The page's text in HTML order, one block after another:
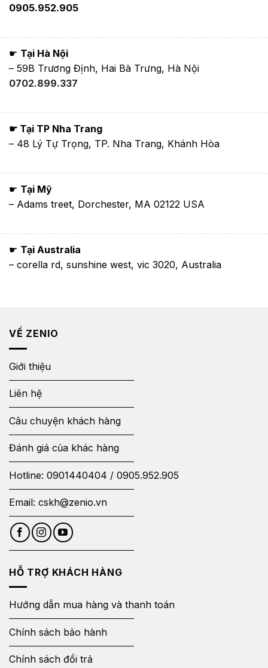
0905.952.905
☛ Tại Hà Nội
– 59B Trương Định, Hai Bà Trưng, Hà Nội
0702.899.337
☛ Tại TP Nha Trang
– 48 Lý Tự Trọng, TP. Nha Trang, Khánh Hòa
☛ Tại Mỹ
– Adams treet, Dorchester, MA 02122 USA
☛ Tại Australia
– corella rd, sunshine west, vic 3020, Australia
VỀ ZENIO
Giới thiệu
Liên hệ
Câu chuyện khách hàng
Đánh giá của khác hàng
Hotline: 0901440404 / 0905.952.905
Email: cskh@zenio.vn
HỖ TRỢ KHÁCH HÀNG
Hướng dẫn mua hàng và thanh toán
Chính sách bảo hành
Chính sách đổi trả